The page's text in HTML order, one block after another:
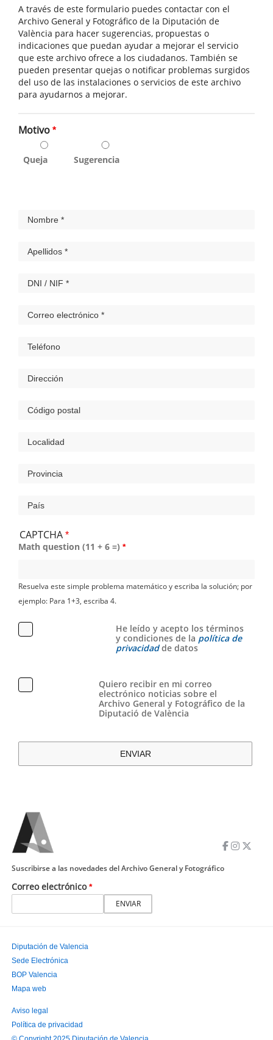
A través de este formulario puedes contactar con el
Archivo General y Fotográfico de la Diputación de
València para hacer sugerencias, propuestas o
indicaciones que puedan ayudar a mejorar el servicio
que este archivo ofrece a los ciudadanos. También se
pueden presentar quejas o notificar problemas surgidos
del uso de las instalaciones o servicios de este archivo
para ayudarnos a mejorar.
Motivo
Queja Sugerencia
CAPTCHA
Math question (11 + 6 =)
Resuelva este simple problema matemático y escriba la solución; por
ejemplo: Para 1+3, escriba 4.
He leído y acepto los términos
y condiciones de la política de
privacidadde datos
Quiero recibir en mi correo
electrónico noticias sobre el
Archivo General y Fotográfico de la
Diputació de València
Correo electrónico
Suscribirse a las novedades del Archivo General y Fotográfico
PIE
PRINCIPAL
Diputación de Valencia
Sede Electrónica
BOP Valencia
Mapa web
Aviso legal
Política de privacidad